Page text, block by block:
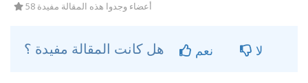
58 أعضاء وجدوا هذه المقالة مفيدة
نعم لا